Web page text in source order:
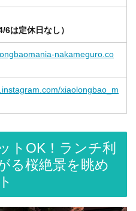
6は定休日なし）
nakameguro.co
xiaolongbao_m
トOK！ランチ利
る桜絶景を眺め